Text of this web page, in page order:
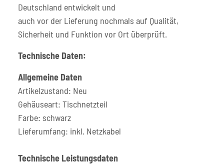
Deutschland entwickelt und
auch vor der Lieferung nochmals auf Qualität,
Sicherheit und Funktion vor Ort überprüft.
Technische Daten:
Allgemeine Daten
Artikelzustand: Neu
Gehäuseart: Tischnetzteil
Farbe: schwarz
Lieferumfang: inkl. Netzkabel
Technische Leistungsdaten